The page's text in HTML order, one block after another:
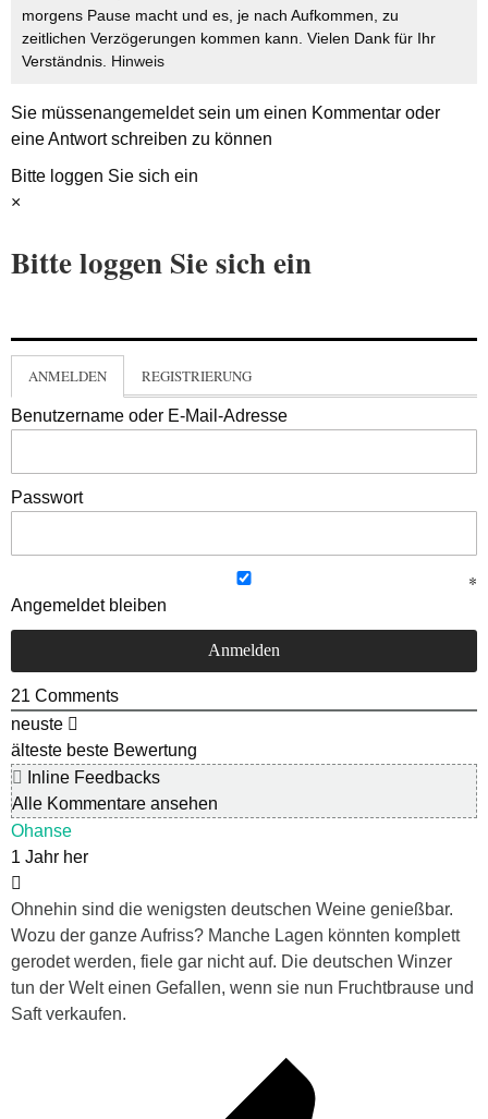
morgens Pause macht und es, je nach Aufkommen, zu
zeitlichen Verzögerungen kommen kann. Vielen Dank für Ihr
Verständnis. Hinweis
Sie müssenangemeldetsein um einen Kommentar oder
eine Antwort schreiben zu können
Bitte loggen Sie sich ein
×
Bitte loggen Sie sich ein
ANMELDEN REGISTRIERUNG
Benutzername oder E-Mail-Adresse
Passwort
Angemeldet bleiben
21 Comments
neuste
älteste beste Bewertung
Inline Feedbacks
Alle Kommentare ansehen
Ohanse
1 Jahr her
Ohnehin sind die wenigsten deutschen Weine genießbar.
Wozu der ganze Aufriss? Manche Lagen könnten komplett
gerodet werden, fiele gar nicht auf. Die deutschen Winzer
tun der Welt einen Gefallen, wenn sie nun Fruchtbrause und
Saft verkaufen.